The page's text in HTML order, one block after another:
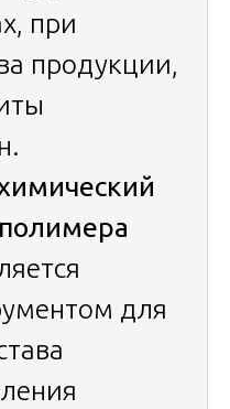
при
продукции,
для